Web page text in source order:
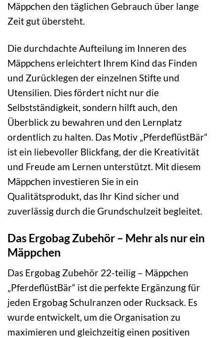
Mäppchen den täglichen Gebrauch über lange
Zeit gut übersteht.
Die durchdachte Aufteilung im Inneren des
Mäppchens erleichtert Ihrem Kind das Finden
und Zurücklegen der einzelnen Stifte und
Utensilien. Dies fördert nicht nur die
Selbstständigkeit, sondern hilft auch, den
Überblick zu bewahren und den Lernplatz
ordentlich zu halten. Das Motiv „PferdeflüstBär“
ist ein liebevoller Blickfang, der die Kreativität
und Freude am Lernen unterstützt. Mit diesem
Mäppchen investieren Sie in ein
Qualitätsprodukt, das Ihr Kind sicher und
zuverlässig durch die Grundschulzeit begleitet.
Das Ergobag Zubehör – Mehr als nur ein
Mäppchen
Das Ergobag Zubehör 22-teilig – Mäppchen
„PferdeflüstBär“ ist die perfekte Ergänzung für
jeden Ergobag Schulranzen oder Rucksack. Es
wurde entwickelt, um die Organisation zu
maximieren und gleichzeitig einen positiven